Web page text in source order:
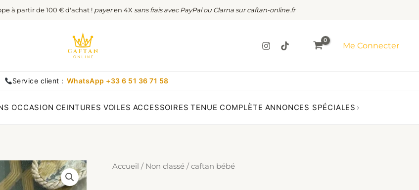
à partir de 100 € d'achat ! payeren 4X sans frais avec PayPal ou Clarna sur caftan-online.fr
Me Connecter
Service client : WhatsApp +33 6 51 36 71 58
OCCASION CEINTURES VOILES ACCESSOIRES TENUE COMPLÈTE ANNONCES SPÉCIALES ›
Accueil / Non classé/ caftan bébé